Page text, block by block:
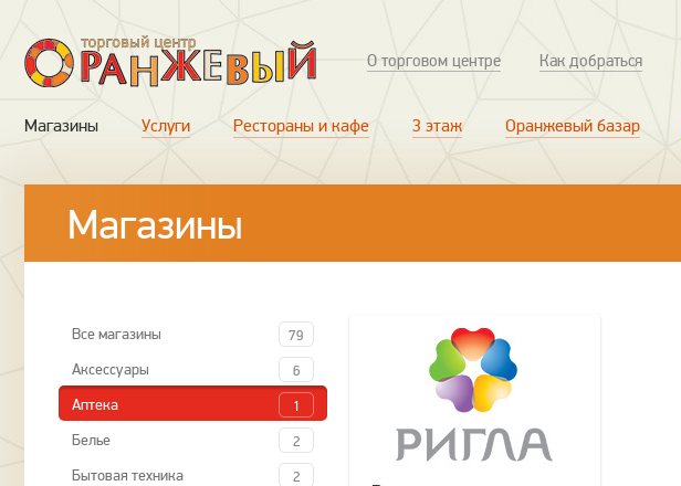
О торговом центре Как добраться
Магазины Услуги Рестораны и кафе 3 этаж Оранжевый базар
Магазины
Все магазины 79
Аксессуары 6
Аптека 1
Белье 2
Бытовая техника 2